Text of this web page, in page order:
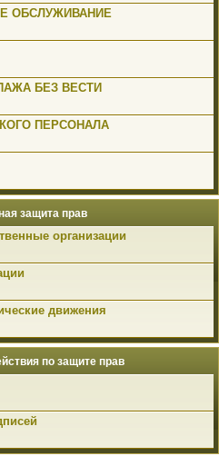
ОБСЛУЖИВАНИЕ
БЕЗ ВЕСТИ
ПЕРСОНАЛА
защита прав
организации
движения
по защите прав